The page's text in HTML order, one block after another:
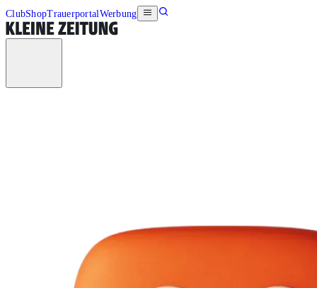
ClubShopTrauerportalWerbung